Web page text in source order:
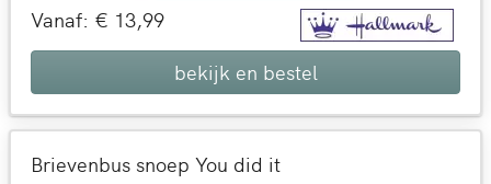
Vanaf: € 13,99
bekijk en bestel
Brievenbus snoep You did it